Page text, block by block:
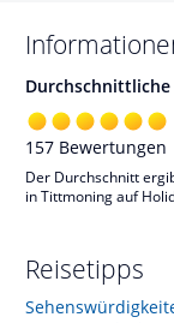
157 Bewertungen
Der Durchschnitt
in Tittmoning auf
Reisetipps